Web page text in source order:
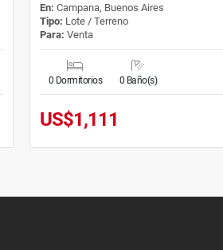
En: Campana, Buenos Aires
Tipo: Lote / Terreno
Para: Venta
0 Dormitorios 0 Baño(s)
US$1,111